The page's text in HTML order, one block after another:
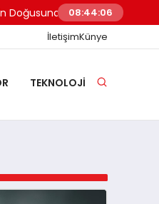
Boğaz Kıyılarına Ev
08:44:07
İletişimKünye
TEKNOLOJI